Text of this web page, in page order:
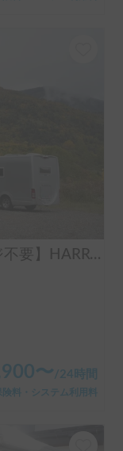
【ペット旅の実績多数🐶ゲージ不要】HARRY’s キャンピングカー 🐾 ｜ポタ電・バーベキューセット無料貸し出し🚐
〜/24時間
険料・システム利用料